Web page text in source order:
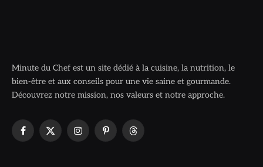
Minute du Chef est un site dédié à la cuisine, la nutrition, le
bien-être et aux conseils pour une vie saine et gourmande.
Découvrez notre mission, nos valeurs et notre approche.
Facebook
X
InstagramPinterestThreads